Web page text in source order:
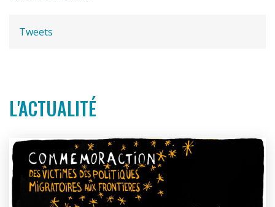
Tweets
L'ACTUALITÉ